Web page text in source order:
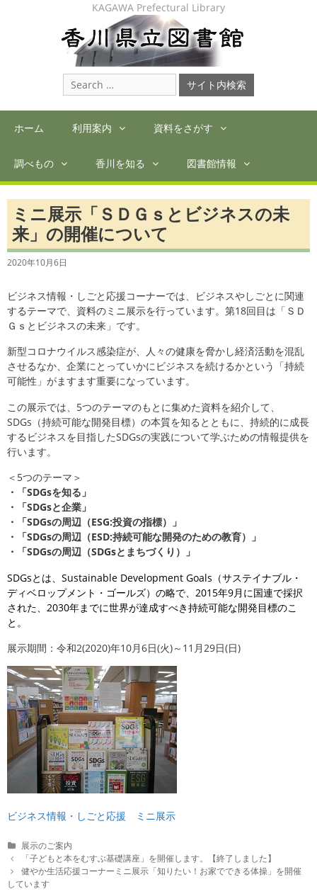
KAGAWA Prefectural Library
Search
for:
ホーム 利用案内 資料をさがす
調べもの 香川を知る 図書館情報
ミニ展示「ＳＤＧｓとビジネスの未
来」の開催について
2020年10月6日
ビジネス情報・しごと応援コーナーでは、ビジネスやしごとに関連
するテーマで、資料のミニ展示を行っています。第18回目は「ＳＤ
Ｇｓとビジネスの未来」です。
新型コロナウイルス感染症が、人々の健康を脅かし経済活動を混乱
させるなか、企業にとっていかにビジネスを続けるかという「持続
可能性」がますます重要になっています。
この展示では、5つのテーマのもとに集めた資料を紹介して、
SDGs（持続可能な開発目標）の本質を知るとともに、持続的に成長
するビジネスを目指したSDGsの実践について学ぶための情報提供を
行います。
＜5つのテーマ＞
・「SDGsを知る」
・「SDGsと企業」
・「SDGsの周辺（ESG:投資の指標）」
・「SDGsの周辺（ESD:持続可能な開発のための教育）」
・「SDGsの周辺（SDGsとまちづくり）」
SDGsとは、 Sustainable Development Goals （サステイナブル・
ディベロップメント・ゴールズ）の略で、 2015年9月に国連で採択
された、 2030年までに世界が達成すべき持続可能な開発目標のこ
と。
展示期間：令和2(2020)年10月6日(火)～11月29日(日)
ビジネス情報・しごと応援 ミニ展示
C
a
t
e
展示のご案内
P
o
s
「子どもと本をむすぶ基礎講座」を開催します。【終了しました】
健やか生活応援コーナーミニ展示「知りたい！お家でできる体操」を開催
しています